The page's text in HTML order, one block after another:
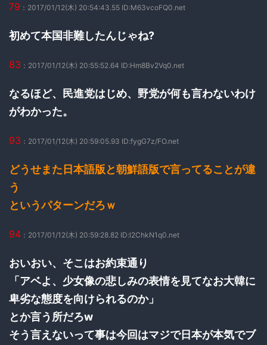
79 ：2017/01/12(木) 20:54:43.55 ID:M63vcoFQ0.net
初めて本国非難したんじゃね?
83 ：2017/01/12(木) 20:55:52.64 ID:Hm8Bv2Vq0.net
なるほど、民進党はじめ、野党が何も言わないわけ
がわかった。
93 ：2017/01/12(木) 20:59:05.93 ID:fygG7z/FO.net
どうせまた日本語版と朝鮮語版で言ってることが違
う
というパターンだろｗ
94 ：2017/01/12(木) 20:59:28.82 ID:l2ChkN1q0.net
おいおい、そこはお約束通り
「アベよ、少女像の悲しみの表情を見てなお大韓に
卑劣な態度を向けられるのか」
とか言う所だろw
そう言えないって事は今回はマジで日本が本気でブ